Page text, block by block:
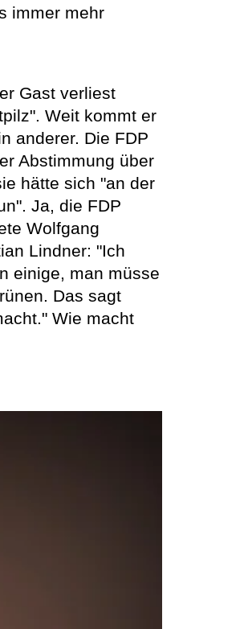
immer mehr
Gast verliest
Weit kommt er
anderer. Die FDP
Abstimmung über
hätte sich "an der
Ja, die FDP
Wolfgang
Lindner: "Ich
einige, man müsse
Das sagt
Wie macht